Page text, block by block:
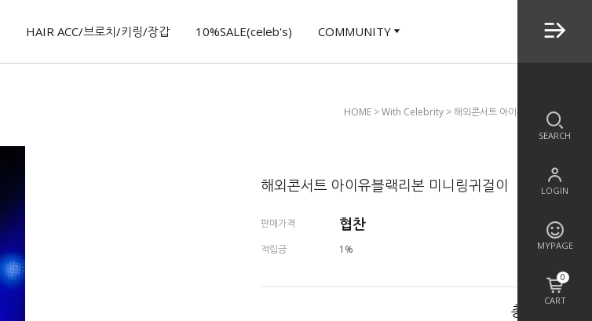
HAIR ACC/브로치/키링/장갑 10%SALE(celeb's) COMMUNITY
SEARCH
LOGIN
MYPAGE
0
CART
HOME >With Celebrity > 해외콘서트 아이유블랙리본 미니링
해외콘서트 아이유블랙리본 미니링귀걸이
판매가격 협찬
적립금 1%
총 상품 금액